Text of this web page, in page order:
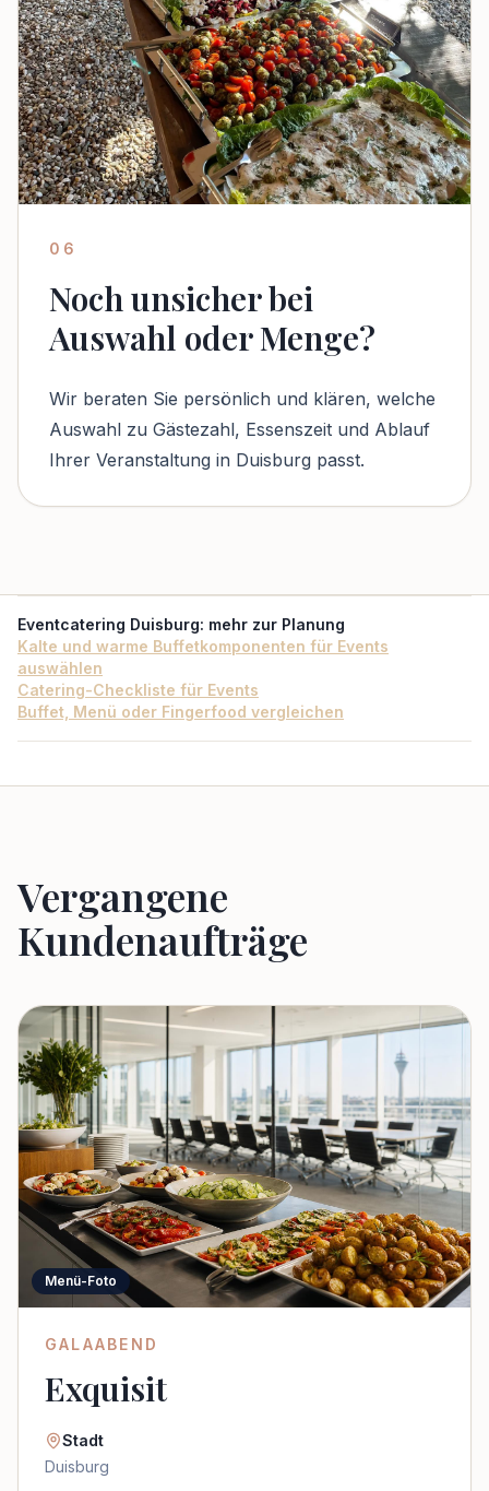
06
Noch unsicher bei
Auswahl oder Menge?
Wir beraten Sie persönlich und klären, welche
Auswahl zu Gästezahl, Essenszeit und Ablauf
Ihrer Veranstaltung in Duisburg passt.
Eventcatering Duisburg: mehr zur Planung
Kalte und warme Buffetkomponenten für Events
auswählen
Catering-Checkliste für Events
Buffet, Menü oder Fingerfood vergleichen
Vergangene
Kundenaufträge
Menü-Foto
GALAABEND
Exquisit
Stadt
Duisburg